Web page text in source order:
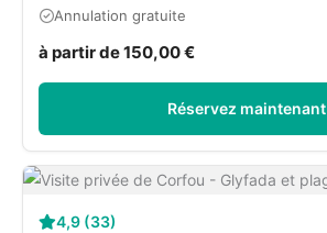
Annulation gratuite
à partir de 150,00 €
Réservez maintenant
4,9 (33)